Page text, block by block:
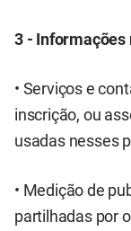
3 - Informações
• Serviços e
inscrição, ou
usadas nesses
• Medição de
partilhadas por